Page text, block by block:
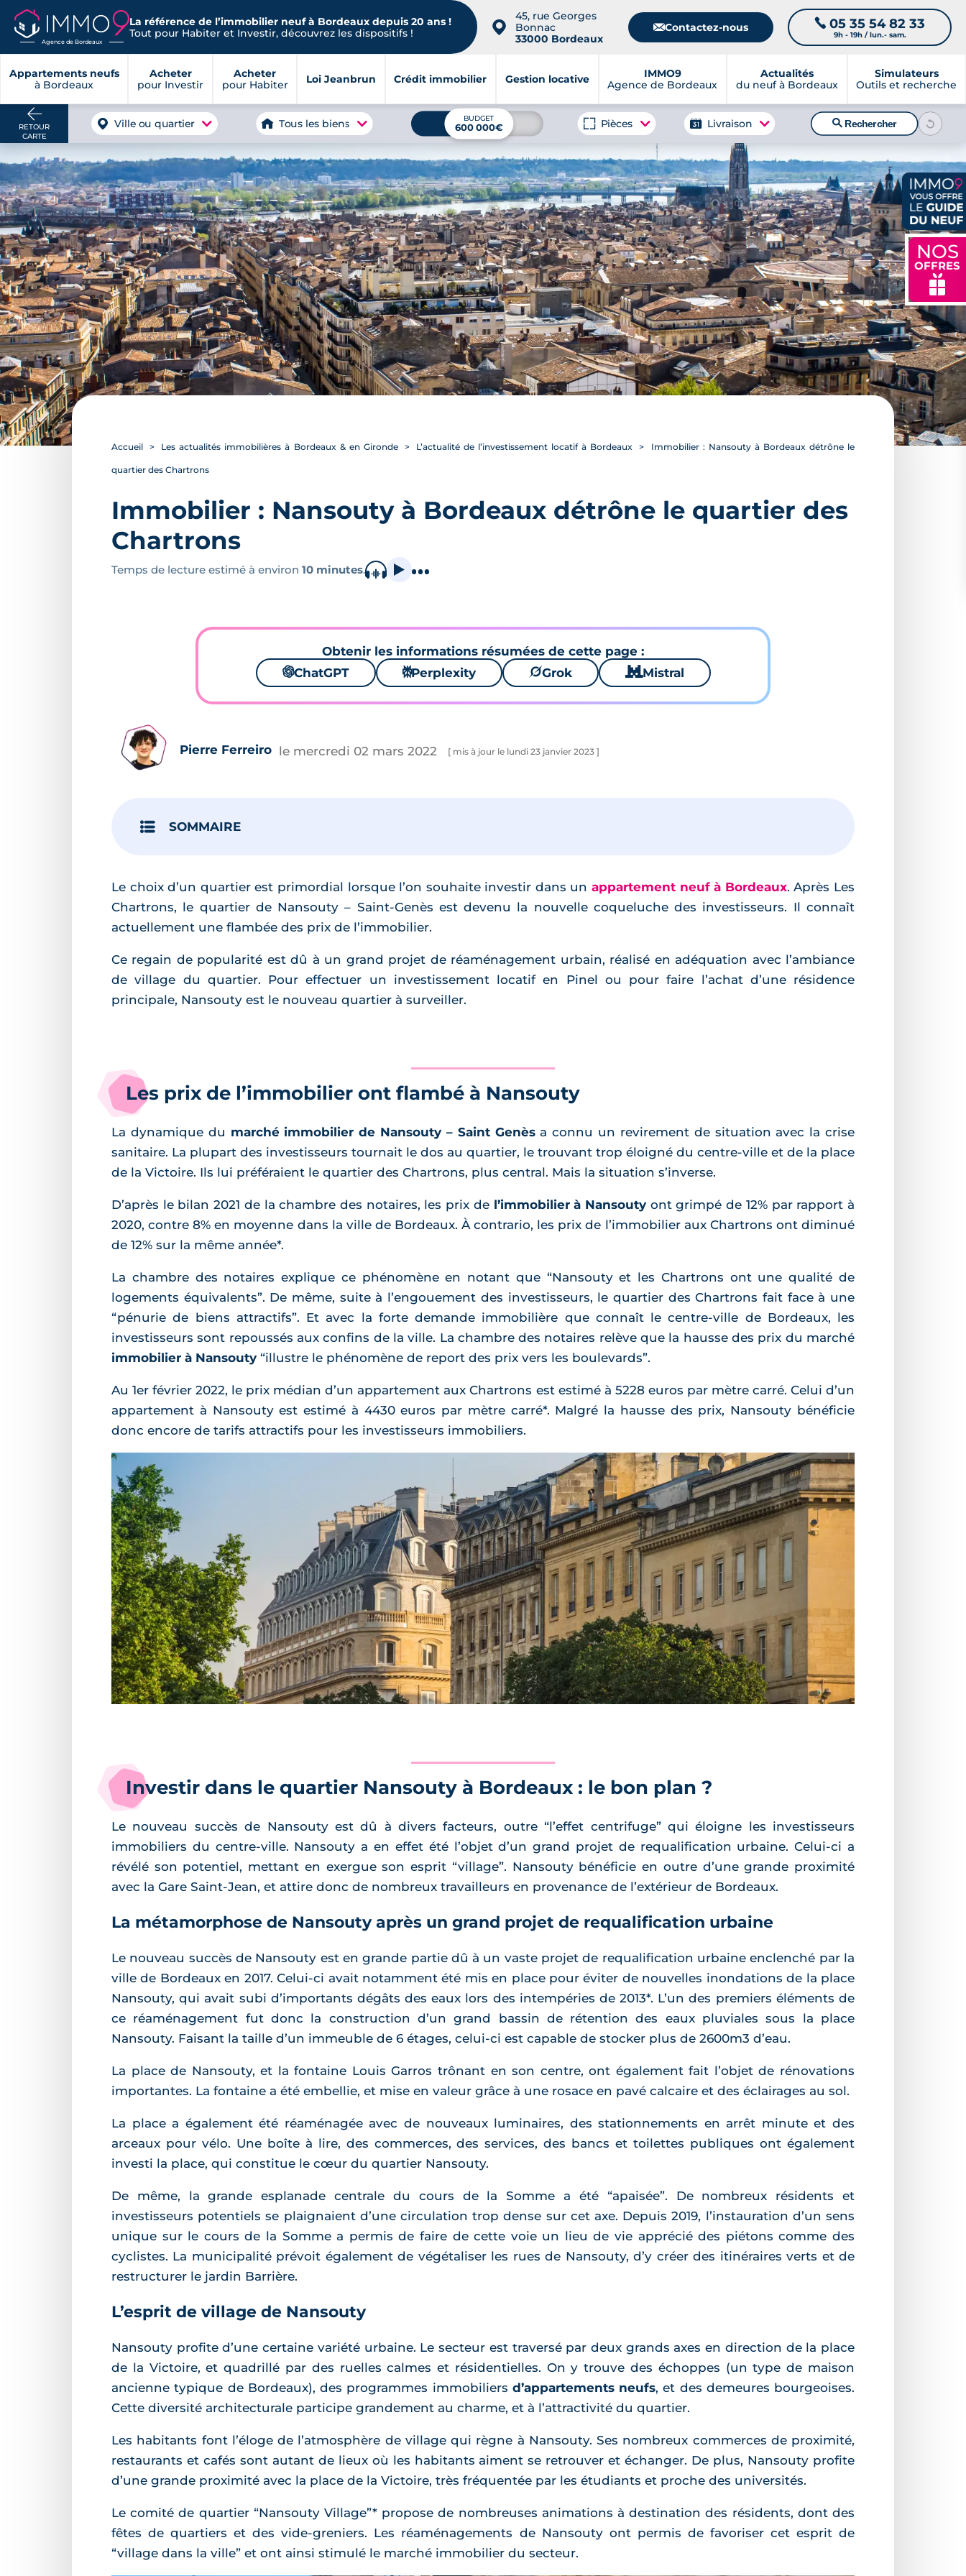
Agence de Bordeaux
La référence de l’immobilier neuf à Bordeaux depuis 20 ans !
Tout pour Habiter et Investir, découvrez les dispositifs !
📍
45, rue Georges
Bonnac
33000 Bordeaux
📧Contactez-nous 📞 05 35 54 82 33
9h - 19h / lun.- sam.
Appartements neufs
à Bordeaux
Acheter
pour Investir
Acheter
pour Habiter
Loi Jeanbrun Crédit immobilier Gestion locative
IMMO9
Agence de Bordeaux
Actualités
du neuf à Bordeaux
Simulateurs
Outils et recherche
NOS
OFFRES
🎁
RETOUR
CARTE
Ville ou quartier Tous les biens BUDGET
600 000€ Pièces Livraison 🔍Rechercher
Accueil Les actualités immobilières à Bordeaux & en Gironde L’actualité de l’investissement locatif à Bordeaux Immobilier : Nansouty à Bordeaux détrône le
quartier des Chartrons
Immobilier : Nansouty à Bordeaux détrône le quartier des
Chartrons
Temps de lecture estimé à environ 10 minutes.
Obtenir les informations résumées de cette page :
🌌ChatGPT ⚙Perplexity 🪐Grok 🐱 Mistral
Pierre Ferreiro le mercredi 02 mars 2022 [ mis à jour le lundi 23 janvier 2023 ]
SOMMAIRE
Le choix d’un quartier est primordial lorsque l’on souhaite investir dans unappartement neuf à Bordeaux. Après Les
Chartrons, le quartier de Nansouty – Saint-Genès est devenu la nouvelle coqueluche des investisseurs. Il connaît
actuellement une flambée des prix de l’immobilier.
Ce regain de popularité est dû à un grand projet de réaménagement urbain, réalisé en adéquation avec l’ambiance
de village du quartier. Pour effectuer un investissement locatif en Pinel ou pour faire l’achat d’une résidence
principale, Nansouty est le nouveau quartier à surveiller.
Les prix de l’immobilier ont flambé à Nansouty
La dynamique du marché immobilier de Nansouty – Saint Genèsa connu un revirement de situation avec la crise
sanitaire. La plupart des investisseurs tournait le dos au quartier, le trouvant trop éloigné du centre-ville et de la place
de la Victoire. Ils lui préféraient le quartier des Chartrons, plus central. Mais la situation s’inverse.
D’après le bilan 2021 de la chambre des notaires, les prix de l’immobilier à Nansouty ont grimpé de 12% par rapport à
2020, contre 8% en moyenne dans la ville de Bordeaux. À contrario, les prix de l’immobilier aux Chartrons ont diminué
de 12% sur la même année*.
La chambre des notaires explique ce phénomène en notant que “Nansouty et les Chartrons ont une qualité de
logements équivalents”. De même, suite à l’engouement des investisseurs, le quartier des Chartrons fait face à une
“pénurie de biens attractifs”. Et avec la forte demande immobilière que connaît le centre-ville de Bordeaux, les
investisseurs sont repoussés aux confins de la ville. La chambre des notaires relève que la hausse des prix du marché
immobilier à Nansouty “illustre le phénomène de report des prix vers les boulevards”.
Au 1er février 2022, le prix médian d’un appartement aux Chartrons est estimé à 5228 euros par mètre carré. Celui d’un
appartement à Nansouty est estimé à 4430 euros par mètre carré*. Malgré la hausse des prix, Nansouty bénéficie
donc encore de tarifs attractifs pour les investisseurs immobiliers.
Investir dans le quartier Nansouty à Bordeaux : le bon plan ?
Le nouveau succès de Nansouty est dû à divers facteurs, outre “l’effet centrifuge” qui éloigne les investisseurs
immobiliers du centre-ville. Nansouty a en effet été l’objet d’un grand projet de requalification urbaine. Celui-ci a
révélé son potentiel, mettant en exergue son esprit “village”. Nansouty bénéficie en outre d’une grande proximité
avec la Gare Saint-Jean, et attire donc de nombreux travailleurs en provenance de l’extérieur de Bordeaux.
La métamorphose de Nansouty après un grand projet de requalification urbaine
Le nouveau succès de Nansouty est en grande partie dû à un vaste projet de requalification urbaine enclenché par la
ville de Bordeaux en 2017. Celui-ci avait notamment été mis en place pour éviter de nouvelles inondations de la place
Nansouty, qui avait subi d’importants dégâts des eaux lors des intempéries de 2013*. L’un des premiers éléments de
ce réaménagement fut donc la construction d’un grand bassin de rétention des eaux pluviales sous la place
Nansouty. Faisant la taille d’un immeuble de 6 étages, celui-ci est capable de stocker plus de 2600m3 d’eau.
La place de Nansouty, et la fontaine Louis Garros trônant en son centre, ont également fait l’objet de rénovations
importantes. La fontaine a été embellie, et mise en valeur grâce à une rosace en pavé calcaire et des éclairages au sol.
La place a également été réaménagée avec de nouveaux luminaires, des stationnements en arrêt minute et des
arceaux pour vélo. Une boîte à lire, des commerces, des services, des bancs et toilettes publiques ont également
investi la place, qui constitue le cœur du quartier Nansouty.
De même, la grande esplanade centrale du cours de la Somme a été “apaisée”. De nombreux résidents et
investisseurs potentiels se plaignaient d’une circulation trop dense sur cet axe. Depuis 2019, l’instauration d’un sens
unique sur le cours de la Somme a permis de faire de cette voie un lieu de vie apprécié des piétons comme des
cyclistes. La municipalité prévoit également de végétaliser les rues de Nansouty, d’y créer des itinéraires verts et de
restructurer le jardin Barrière.
L’esprit de village de Nansouty
Nansouty profite d’une certaine variété urbaine. Le secteur est traversé par deux grands axes en direction de la place
de la Victoire, et quadrillé par des ruelles calmes et résidentielles. On y trouve des échoppes (un type de maison
ancienne typique de Bordeaux), des programmes immobiliers d’appartements neufs, et des demeures bourgeoises.
Cette diversité architecturale participe grandement au charme, et à l’attractivité du quartier.
Les habitants font l’éloge de l’atmosphère de village qui règne à Nansouty. Ses nombreux commerces de proximité,
restaurants et cafés sont autant de lieux où les habitants aiment se retrouver et échanger. De plus, Nansouty profite
d’une grande proximité avec la place de la Victoire, très fréquentée par les étudiants et proche des universités.
Le comité de quartier “Nansouty Village”* propose de nombreuses animations à destination des résidents, dont des
fêtes de quartiers et des vide-greniers. Les réaménagements de Nansouty ont permis de favoriser cet esprit de
“village dans la ville” et ont ainsi stimulé le marché immobilier du secteur.